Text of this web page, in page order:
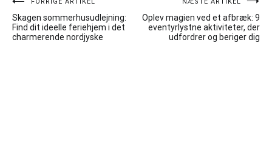
Indlægsnavigation
FORRIGE ARTIKEL
Skagen sommerhusudlejning:
Find dit ideelle feriehjem i det
charmerende nordjyske
NÆSTE ARTIKEL
Oplev magien ved et afbræk: 9
eventyrlystne aktiviteter, der
udfordrer og beriger dig